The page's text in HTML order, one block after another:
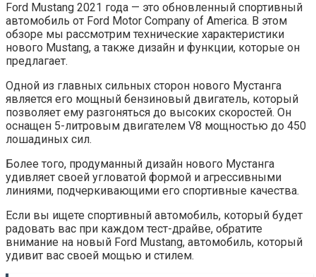
Ford Mustang 2021 года — это обновленный спортивный
автомобиль от Ford Motor Company of America. В этом
обзоре мы рассмотрим технические характеристики
нового Mustang, а также дизайн и функции, которые он
предлагает.
Одной из главных сильных сторон нового Мустанга
является его мощный бензиновый двигатель, который
позволяет ему разгоняться до высоких скоростей. Он
оснащен 5-литровым двигателем V8 мощностью до 450
лошадиных сил.
Более того, продуманный дизайн нового Мустанга
удивляет своей угловатой формой и агрессивными
линиями, подчеркивающими его спортивные качества.
Если вы ищете спортивный автомобиль, который будет
радовать вас при каждом тест-драйве, обратите
внимание на новый Ford Mustang, автомобиль, который
удивит вас своей мощью и стилем.